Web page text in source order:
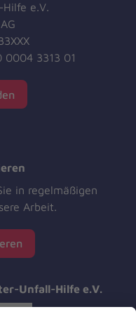
e.V.
0004 3313 01
in regelmäßigen
Arbeit.
Unfall-Hilfe e.V.